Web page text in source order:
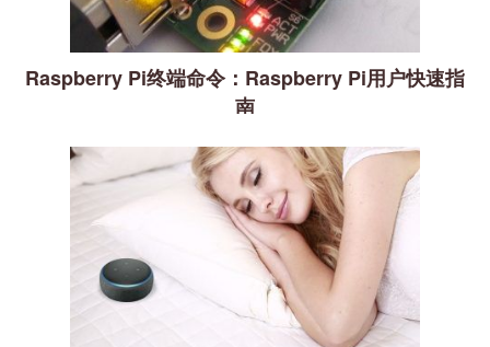
Raspberry Pi终端命令：Raspberry Pi用户快速指
南